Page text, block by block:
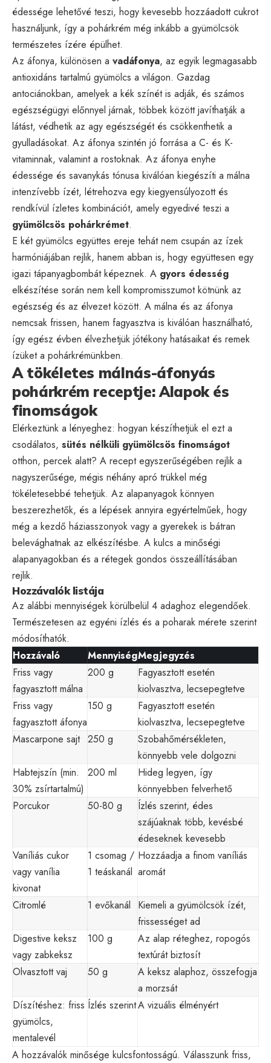
édessége lehetővé teszi, hogy kevesebb hozzáadott cukrot
használjunk, így a pohárkrém még inkább a gyümölcsök
természetes ízére épülhet.
Az áfonya, különösen a vadáfonya, az egyik legmagasabb
antioxidáns tartalmú gyümölcs a világon. Gazdag
antociánokban, amelyek a kék színét is adják, és számos
egészségügyi előnnyel járnak, többek között javíthatják a
látást, védhetik az agy egészségét és csökkenthetik a
gyulladásokat. Az áfonya szintén jó forrása a C- és K-
vitaminnak, valamint a rostoknak. Az áfonya enyhe
édessége és savanykás tónusa kiválóan kiegészíti a málna
intenzívebb ízét, létrehozva egy kiegyensúlyozott és
rendkívül ízletes kombinációt, amely egyedivé teszi a
gyümölcsös pohárkrémet.
E két gyümölcs együttes ereje tehát nem csupán az ízek
harmóniájában rejlik, hanem abban is, hogy együttesen egy
igazi tápanyagbombát képeznek. A gyors édesség
elkészítése során nem kell kompromisszumot kötnünk az
egészség és az élvezet között. A málna és az áfonya
nemcsak frissen, hanem fagyasztva is kiválóan használható,
így egész évben élvezhetjük jótékony hatásaikat és remek
ízüket a pohárkrémünkben.
A tökéletes málnás-áfonyás
pohárkrém receptje: Alapok és
finomságok
Elérkeztünk a lényeghez: hogyan készíthetjük el ezt a
csodálatos, sütés nélküli gyümölcsös finomságot
otthon, percek alatt? A recept egyszerűségében rejlik a
nagyszerűsége, mégis néhány apró trükkel még
tökéletesebbé tehetjük. Az alapanyagok könnyen
beszerezhetők, és a lépések annyira egyértelműek, hogy
még a kezdő háziasszonyok vagy a gyerekek is bátran
belevághatnak az elkészítésbe. A kulcs a minőségi
alapanyagokban és a rétegek gondos összeállításában
rejlik.
Hozzávalók listája
Az alábbi mennyiségek körülbelül 4 adaghoz elegendőek.
Természetesen az egyéni ízlés és a poharak mérete szerint
módosíthatók.
Hozzávaló
MennyiségMegjegyzés
Friss vagy
fagyasztott málna
200 g
Fagyasztott esetén
kiolvasztva, lecsepegtetve
Friss vagy
fagyasztott áfonya
150 g
Fagyasztott esetén
kiolvasztva, lecsepegtetve
Mascarpone sajt 250 g
Szobahőmérsékleten,
könnyebb vele dolgozni
Habtejszín (min.
30% zsírtartalmú)
200 ml
Hideg legyen, így
könnyebben felverhető
Porcukor
50-80 g
Ízlés szerint, édes
szájúaknak több, kevésbé
édeseknek kevesebb
Vaníliás cukor
vagy vanília
kivonat
1 csomag /
1 teáskanál
Hozzáadja a finom vaníliás
aromát
Citromlé 1 evőkanál
Kiemeli a gyümölcsök ízét,
frissességet ad
Digestive keksz
vagy zabkeksz
100 g
Az alap réteghez, ropogós
textúrát biztosít
Olvasztott vaj
50 g
A keksz alaphoz, összefogja
a morzsát
Díszítéshez: friss
gyümölcs,
mentalevél
Ízlés szerintA vizuális élményért
A hozzávalók minősége kulcsfontosságú. Válasszunk friss,